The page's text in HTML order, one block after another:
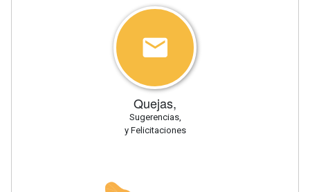
Quejas,
Sugerencias,
y Felicitaciones